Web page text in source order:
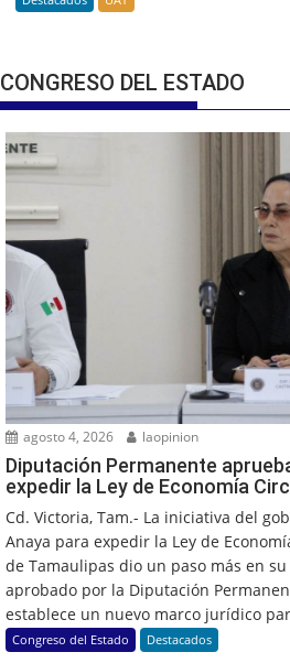
CONGRESO DEL ESTADO
agosto 4, 2026 laopinion
Diputación Permanente
expedir la Ley de Economía
Cd. Victoria, Tam.- La iniciativa del
Anaya para expedir la Ley de
de Tamaulipas dio un paso más en
aprobado por la Diputación
establece un nuevo marco jurídico
Congreso del Estado Destacados